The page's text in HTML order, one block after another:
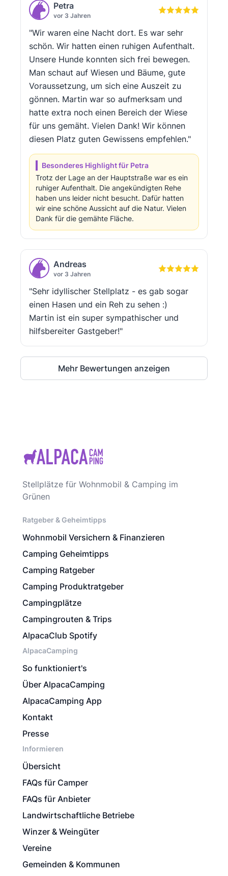
Petra
vor 3 Jahren
"Wir waren eine Nacht dort. Es war sehr
schön. Wir hatten einen ruhigen Aufenthalt.
Unsere Hunde konnten sich frei bewegen.
Man schaut auf Wiesen und Bäume, gute
Voraussetzung, um sich eine Auszeit zu
gönnen. Martin war so aufmerksam und
hatte extra noch einen Bereich der Wiese
für uns gemäht. Vielen Dank! Wir können
diesen Platz guten Gewissens empfehlen."
Besonderes Highlight für Petra
Trotz der Lage an der Hauptstraße war es ein
ruhiger Aufenthalt. Die angekündigten Rehe
haben uns leider nicht besucht. Dafür hatten
wir eine schöne Aussicht auf die Natur. Vielen
Dank für die gemähte Fläche.
Andreas
vor 3 Jahren
"Sehr idyllischer Stellplatz - es gab sogar
einen Hasen und ein Reh zu sehen :)
Martin ist ein super sympathischer und
hilfsbereiter Gastgeber!"
Mehr Bewertungen anzeigen
Stellplätze für Wohnmobil & Camping im
Grünen
Ratgeber & Geheimtipps
Wohnmobil Versichern & Finanzieren
Camping Geheimtipps
Camping Ratgeber
Camping Produktratgeber
Campingplätze
Campingrouten & Trips
AlpacaClub Spotify
AlpacaCamping
So funktioniert's
Über AlpacaCamping
AlpacaCamping App
Kontakt
Presse
Informieren
Übersicht
FAQs für Camper
FAQs für Anbieter
Landwirtschaftliche Betriebe
Winzer & Weingüter
Vereine
Gemeinden & Kommunen